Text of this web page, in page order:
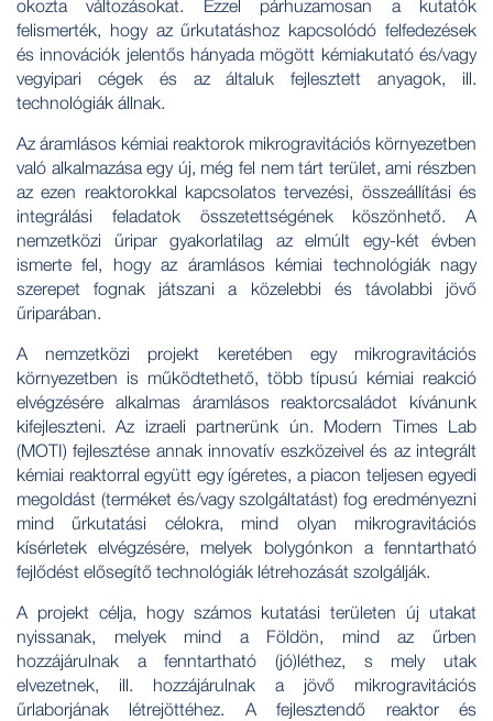
okozta változásokat. Ezzel párhuzamosan a kutatók
felismerték, hogy az űrkutatáshoz kapcsolódó felfedezések
és innovációk jelentős hányada mögött kémiakutató és/vagy
vegyipari cégek és az általuk fejlesztett anyagok, ill.
technológiák állnak.
Az áramlásos kémiai reaktorok mikrogravitációs környezetben
való alkalmazása egy új, még fel nem tárt terület, ami részben
az ezen reaktorokkal kapcsolatos tervezési, összeállítási és
integrálási feladatok összetettségének köszönhető. A
nemzetközi űripar gyakorlatilag az elmúlt egy-két évben
ismerte fel, hogy az áramlásos kémiai technológiák nagy
szerepet fognak játszani a közelebbi és távolabbi jövő
űriparában.
A nemzetközi projekt keretében egy mikrogravitációs
környezetben is működtethető, több típusú kémiai reakció
elvégzésére alkalmas áramlásos reaktorcsaládot kívánunk
kifejleszteni. Az izraeli partnerünk ún. Modern Times Lab
(MOTI) fejlesztése annak innovatív eszközeivel és az integrált
kémiai reaktorral együtt egy ígéretes, a piacon teljesen egyedi
megoldást (terméket és/vagy szolgáltatást) fog eredményezni
mind űrkutatási célokra, mind olyan mikrogravitációs
kísérletek elvégzésére, melyek bolygónkon a fenntartható
fejlődést elősegítő technológiák létrehozását szolgálják.
A projekt célja, hogy számos kutatási területen új utakat
nyissanak, melyek mind a Földön, mind az űrben
hozzájárulnak a fenntartható (jó)léthez, s mely utak
elvezetnek, ill. hozzájárulnak a jövő mikrogravitációs
űrlaborjának létrejöttéhez. A fejlesztendő reaktor és